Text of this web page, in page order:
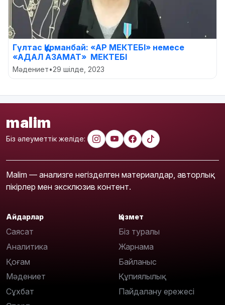
Гүлтас Құрманбай: «АР МЕКТЕБІ» немесе
«АДАЛ АЗАМАТ» МЕКТЕБІ
Мәдениет•29 шілде, 2023
malim
Біз әлеуметтік желіде:
Malim — анализге негізделген материалдар, авторлық
пікірлер мен эксклюзив контент.
Айдарлар
Саясат
Аналитика
Қоғам
Мәдениет
Сұхбат
Қызмет
Біз туралы
Жарнама
Байланыс
Құпиялылық
Пайдалану ережесі